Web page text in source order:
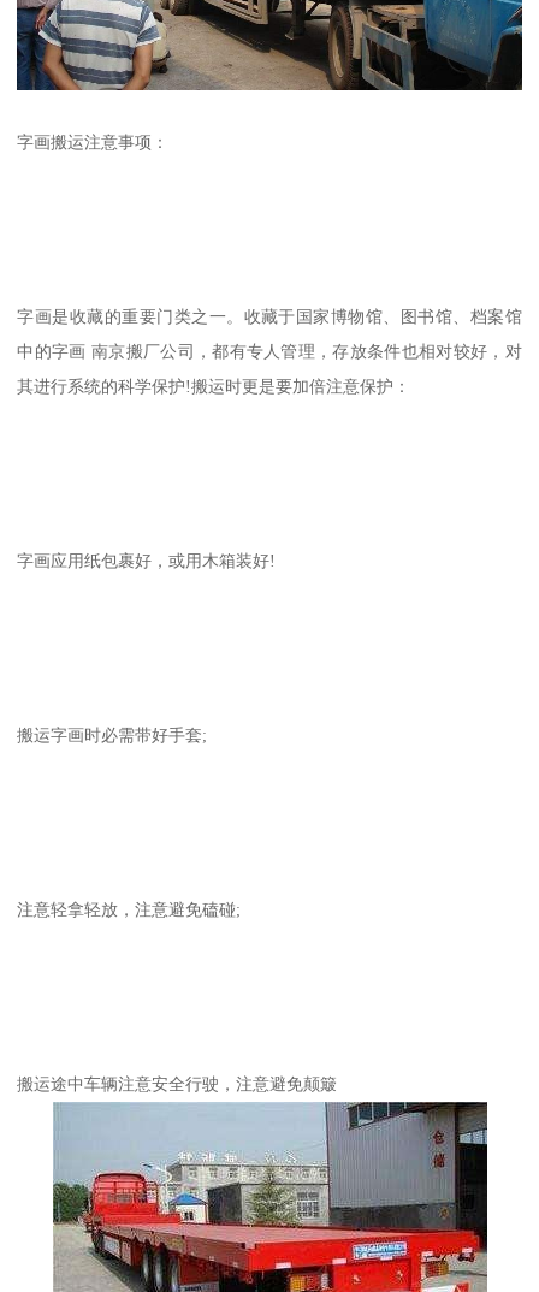
字画搬运注意事项：
字画是收藏的重要门类之一。收藏于国家博物馆、图书馆、档案馆
中的字画 南京搬厂公司，都有专人管理，存放条件也相对较好，对
其进行系统的科学保护!搬运时更是要加倍注意保护：
字画应用纸包裹好，或用木箱装好!
搬运字画时必需带好手套;
注意轻拿轻放，注意避免磕碰;
搬运途中车辆注意安全行驶，注意避免颠簸